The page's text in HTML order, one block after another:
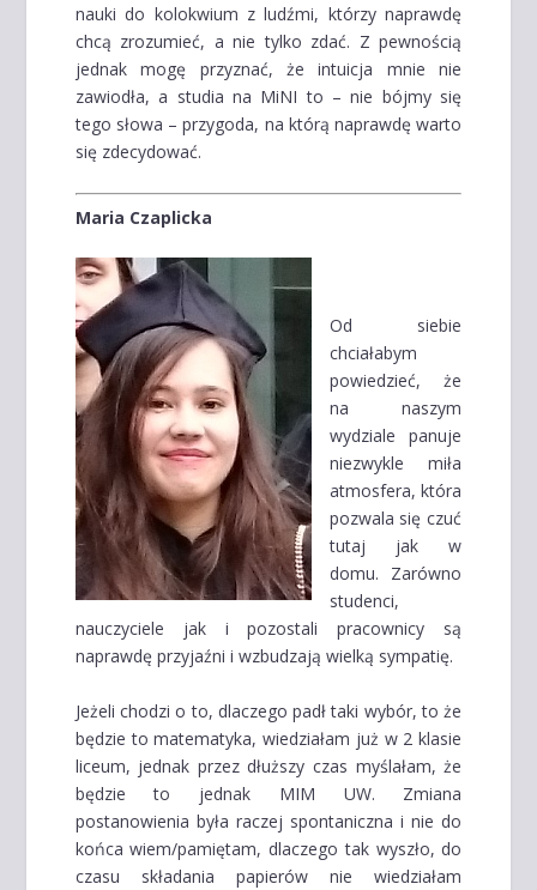
nauki do kolokwium z ludźmi, którzy naprawdę
chcą zrozumieć, a nie tylko zdać. Z pewnością
jednak mogę przyznać, że intuicja mnie nie
zawiodła, a studia na MiNI to – nie bójmy się
tego słowa – przygoda, na którą naprawdę warto
się zdecydować.
Maria Czaplicka
Od siebie
chciałabym
powiedzieć, że
na naszym
wydziale panuje
niezwykle miła
atmosfera, która
pozwala się czuć
tutaj jak w
domu. Zarówno
studenci,
nauczyciele jak i pozostali pracownicy są
naprawdę przyjaźni i wzbudzają wielką sympatię.
Jeżeli chodzi o to, dlaczego padł taki wybór, to że
będzie to matematyka, wiedziałam już w 2 klasie
liceum, jednak przez dłuższy czas myślałam, że
będzie to jednak MIM UW. Zmiana
postanowienia była raczej spontaniczna i nie do
końca wiem/pamiętam, dlaczego tak wyszło, do
czasu składania papierów nie wiedziałam